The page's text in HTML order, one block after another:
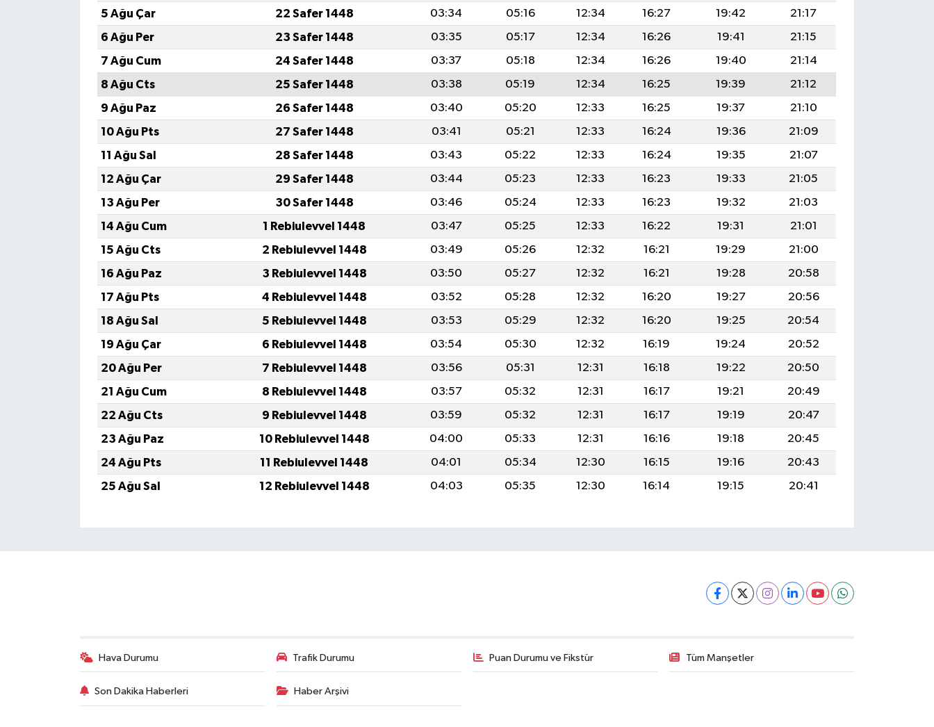
5 Ağu Çar
22 Safer 1448 03:34 05:16 12:34 16:27 19:42
21:17
6 Ağu Per
23 Safer 1448 03:35 05:17 12:34 16:26 19:41
21:15
7 Ağu Cum
24 Safer 1448 03:37 05:18 12:34 16:26 19:40
21:14
8 Ağu Cts
25 Safer 1448 03:38 05:19 12:34 16:25 19:39
21:12
9 Ağu Paz
26 Safer 1448 03:40 05:20 12:33 16:25 19:37
21:10
10 Ağu Pts
27 Safer 1448 03:41 05:21 12:33 16:24 19:36
21:09
11 Ağu Sal
28 Safer 1448 03:43 05:22 12:33 16:24 19:35
21:07
12 Ağu Çar
29 Safer 1448 03:44 05:23 12:33 16:23 19:33
21:05
13 Ağu Per
30 Safer 1448 03:46 05:24 12:33 16:23 19:32
21:03
14 Ağu Cum
1 Rebiulevvel 1448 03:47 05:25 12:33 16:22 19:31
21:01
15 Ağu Cts
2 Rebiulevvel 1448 03:49 05:26 12:32 16:21 19:29
21:00
16 Ağu Paz
3 Rebiulevvel 1448 03:50 05:27 12:32 16:21 19:28
20:58
17 Ağu Pts
4 Rebiulevvel 1448 03:52 05:28 12:32 16:20 19:27
20:56
18 Ağu Sal
5 Rebiulevvel 1448 03:53 05:29 12:32 16:20 19:25
20:54
19 Ağu Çar
6 Rebiulevvel 1448 03:54 05:30 12:32 16:19 19:24
20:52
20 Ağu Per
7 Rebiulevvel 1448 03:56 05:31 12:31 16:18 19:22
20:50
21 Ağu Cum
8 Rebiulevvel 1448 03:57 05:32 12:31 16:17 19:21
20:49
22 Ağu Cts
9 Rebiulevvel 1448 03:59 05:32 12:31 16:17 19:19
20:47
23 Ağu Paz
10 Rebiulevvel 1448 04:00 05:33 12:31 16:16 19:18
20:45
24 Ağu Pts
11 Rebiulevvel 1448 04:01 05:34 12:30 16:15 19:16
20:43
25 Ağu Sal
12 Rebiulevvel 1448 04:03 05:35 12:30 16:14 19:15 20:41
Hava Durumu Trafik Durumu Puan Durumu ve Fikstür Tüm Manşetler
Son Dakika Haberleri Haber Arşivi